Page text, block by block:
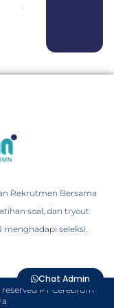
August 4,
2026
Rekrutmen Bersama
soal, dan tryout
seleksi.
PT Cerebrum
Chat Admin